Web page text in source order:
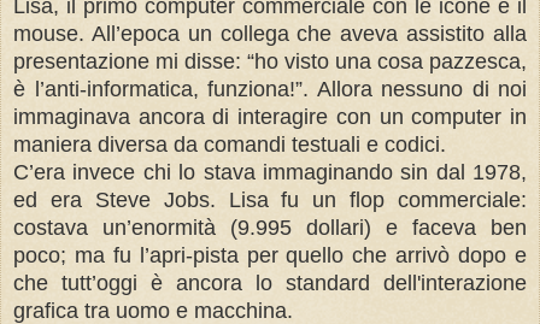
Lisa, il primo computer commerciale con le icone e il
mouse. All’epoca un collega che aveva assistito alla
presentazione mi disse: “ho visto una cosa pazzesca,
è l’anti-informatica, funziona!”. Allora nessuno di noi
immaginava ancora di interagire con un computer in
maniera diversa da comandi testuali e codici.
C’era invece chi lo stava immaginando sin dal 1978,
ed era Steve Jobs. Lisa fu un flop commerciale:
costava un’enormità (9.995 dollari) e faceva ben
poco; ma fu l’apri-pista per quello che arrivò dopo e
che tutt’oggi è ancora lo standard dell'interazione
grafica tra uomo e macchina.